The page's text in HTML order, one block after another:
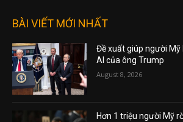
BÀI VIẾT MỚI NHẤT
Đề xuất giúp người
AI của ông Trump
August 8, 2026
Hơn 1 triệu người Mỹ